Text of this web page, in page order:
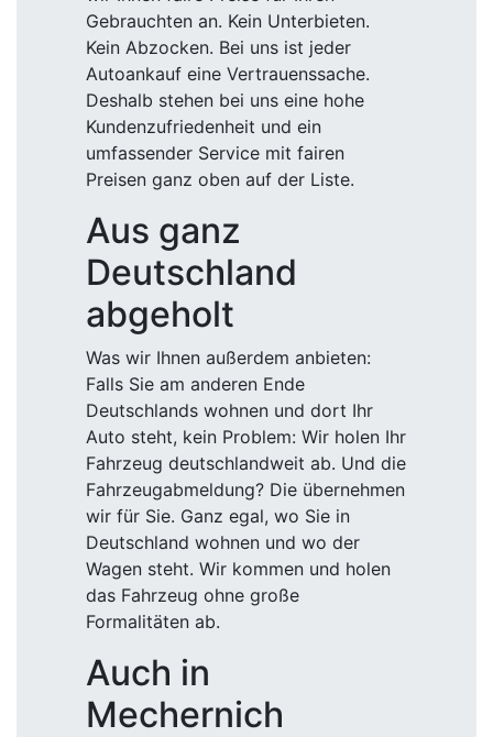
Gebrauchten an. Kein Unterbieten.
Kein Abzocken. Bei uns ist jeder
Autoankauf eine Vertrauenssache.
Deshalb stehen bei uns eine hohe
Kundenzufriedenheit und ein
umfassender Service mit fairen
Preisen ganz oben auf der Liste.
Aus ganz
Deutschland
abgeholt
Was wir Ihnen außerdem anbieten:
Falls Sie am anderen Ende
Deutschlands wohnen und dort Ihr
Auto steht, kein Problem: Wir holen Ihr
Fahrzeug deutschlandweit ab. Und die
Fahrzeugabmeldung? Die übernehmen
wir für Sie. Ganz egal, wo Sie in
Deutschland wohnen und wo der
Wagen steht. Wir kommen und holen
das Fahrzeug ohne große
Formalitäten ab.
Auch in
Mechernich